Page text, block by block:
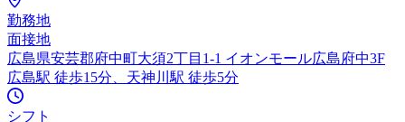
勤務地
面接地
広島県安芸郡府中町大須2丁目1-1 イオンモール広島府中3F
広島駅 徒歩15分、天神川駅 徒歩5分
シフト